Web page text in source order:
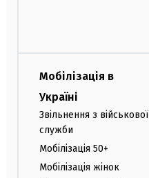
Мобілізація в
Україні
Звільнення з військової
служби
Мобілізація 50+
Мобілізація жінок